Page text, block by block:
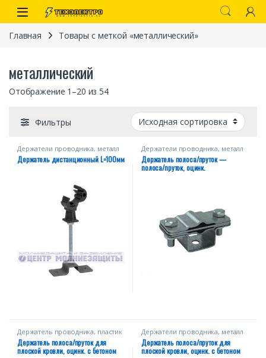
Перейти к навигации
перейти к содержанию
Open
Главная Товары с меткой «металлический»
металлический
Отображение 1–20 из 54
Фильтры
Держатели проводника, металл
Держатель дистанционный L=100мм
Держатели проводника, металл
Держатель полоса/пруток —
полоса/пруток, оцинк.
Держатель проводника, пластик
Держатель полоса/пруток для
плоской кровли, оцинк. с бетоном
Держатели проводника, металл
Держатель полоса/пруток для
плоской кровли, оцинк. с бетоном